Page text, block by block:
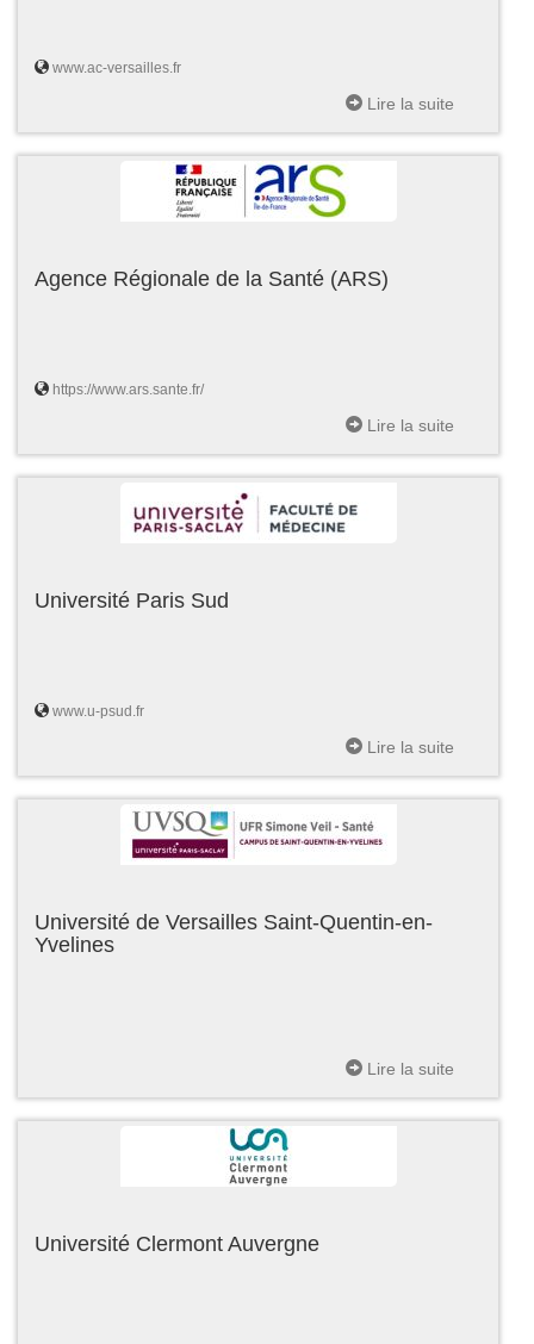
www.ac-versailles.fr
Lire la suite
Agence Régionale de la Santé (ARS)
https://www.ars.sante.fr/
Lire la suite
Université Paris Sud
www.u-psud.fr
Lire la suite
Université de Versailles Saint-Quentin-en-
Yvelines
Lire la suite
Université Clermont Auvergne